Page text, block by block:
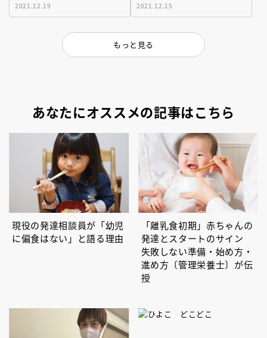
2021.12.19 2021.12.15
もっと見る
あなたにオススメの記事はこちら
現役の発達相談員が「幼児
に偏食はない」と語る理由
「離乳食初期」赤ちゃんの
発達とスタートのサイン
失敗しない準備・始め方・
進め方〔管理栄養士〕が伝
授